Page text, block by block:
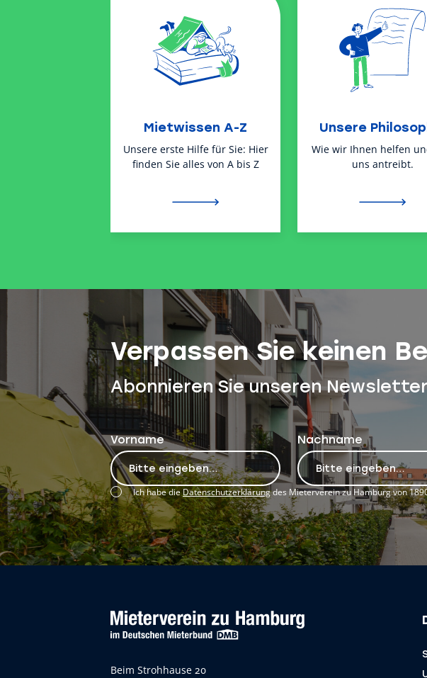
Mietwissen A-Z
Unsere erste Hilfe für Sie: Hier
finden Sie alles von A bis Z
Unsere
Wie wir Ihnen helfen
uns antreibt.
Verpassen Sie keinen
Abonnieren Sie unseren Newsletter
Vorname Nachname
Ich habe dieDatenschutzerklärungdes Mieterverein zu Hamburg von
Beim Strohhause 20